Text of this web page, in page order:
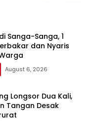
Sanga-Sanga, 1
dan Nyaris
August 6, 2026
Longsor Dua Kali,
Tangan Desak